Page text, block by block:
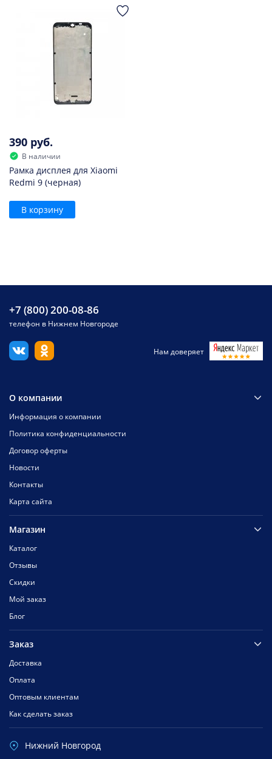
390 руб.
В наличии
Рамка дисплея для Xiaomi
Redmi 9 (черная)
В корзину
+7 (800) 200-08-86
телефон в Нижнем Новгороде
Нам доверяет
О компании
Информация о компании
Политика конфиденциальности
Договор оферты
Новости
Контакты
Карта сайта
Магазин
Каталог
Отзывы
Скидки
Мой заказ
Блог
Заказ
Доставка
Оплата
Оптовым клиентам
Как сделать заказ
Нижний Новгород